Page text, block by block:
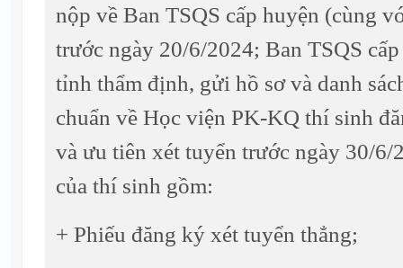
nộp về Ban TSQS cấp huyện (cùng
trước ngày 20/6/2024; Ban TSQS
tỉnh thẩm định, gửi hồ sơ và danh
chuẩn về Học viện PK-KQ thí sinh
và ưu tiên xét tuyển trước ngày 30/6/
của thí sinh gồm:
+ Phiếu đăng ký xét tuyển thẳng;